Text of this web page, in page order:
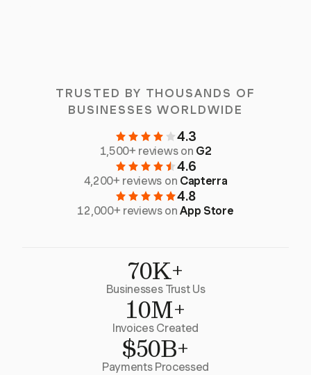
TRUSTED BY THOUSANDS OF
BUSINESSES WORLDWIDE
4.3
1,500+ reviews on G2
4.6
4,200+ reviews on Capterra
4.8
12,000+ reviews onApp Store
70K+
Businesses Trust Us
10M+
Invoices Created
$50B+
Payments Processed